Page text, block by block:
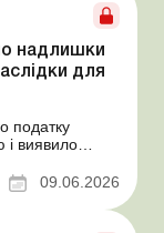
надлишки
для
податку
і виявило
а також
такі
сільгоспто...
09.06.2026